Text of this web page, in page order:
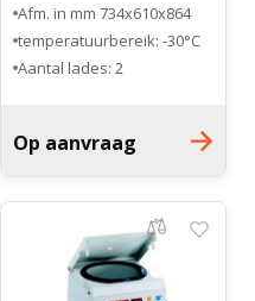
Afm. in mm 734x610x864
temperatuurbereik: -30°C
Aantal lades: 2
Op aanvraag